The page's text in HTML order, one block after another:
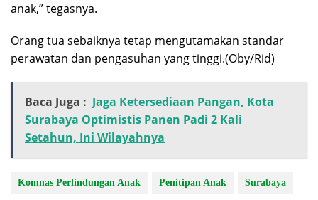
anak,” tegasnya.
Orang tua sebaiknya tetap mengutamakan standar
perawatan dan pengasuhan yang tinggi.(Oby/Rid)
Baca Juga : Jaga Ketersediaan Pangan, Kota
Surabaya Optimistis Panen Padi 2 Kali
Setahun, Ini Wilayahnya
Komnas Perlindungan Anak Penitipan Anak Surabaya